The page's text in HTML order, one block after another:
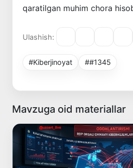
qaratilgan muhim chora
Ulashish:
#Kiberjinoyat ##1345
Mavzuga oid materiallar